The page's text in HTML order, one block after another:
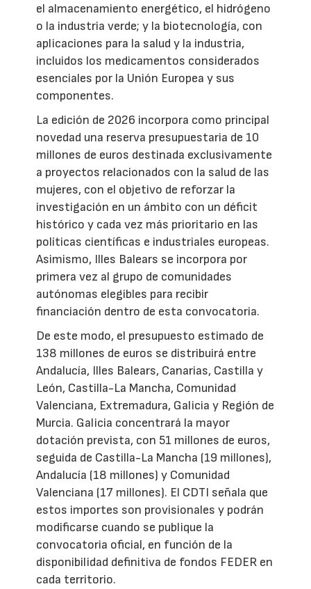
el almacenamiento energético, el hidrógeno
o la industria verde; y la biotecnología, con
aplicaciones para la salud y la industria,
incluidos los medicamentos considerados
esenciales por la Unión Europea y sus
componentes.
La edición de 2026 incorpora como principal
novedad una reserva presupuestaria de 10
millones de euros destinada exclusivamente
a proyectos relacionados con la salud de las
mujeres, con el objetivo de reforzar la
investigación en un ámbito con un déficit
histórico y cada vez más prioritario en las
políticas científicas e industriales europeas.
Asimismo, Illes Balears se incorpora por
primera vez al grupo de comunidades
autónomas elegibles para recibir
financiación dentro de esta convocatoria.
De este modo, el presupuesto estimado de
138 millones de euros se distribuirá entre
Andalucía, Illes Balears, Canarias, Castilla y
León, Castilla-La Mancha, Comunidad
Valenciana, Extremadura, Galicia y Región de
Murcia. Galicia concentrará la mayor
dotación prevista, con 51 millones de euros,
seguida de Castilla-La Mancha (19 millones),
Andalucía (18 millones) y Comunidad
Valenciana (17 millones). El CDTI señala que
estos importes son provisionales y podrán
modificarse cuando se publique la
convocatoria oficial, en función de la
disponibilidad definitiva de fondos FEDER en
cada territorio.